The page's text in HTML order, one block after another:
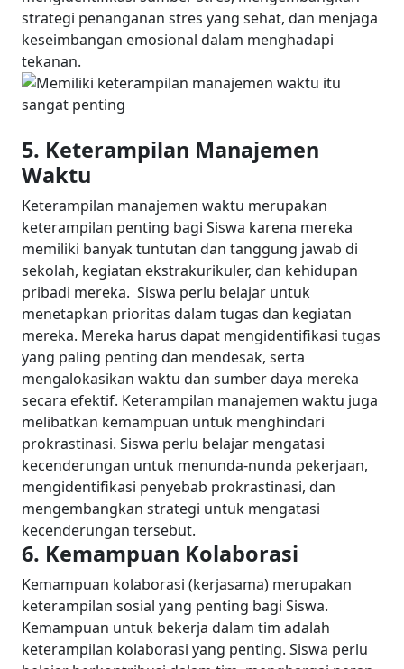
strategi penanganan stres yang sehat, dan menjaga
keseimbangan emosional dalam menghadapi
tekanan.
5. Keterampilan Manajemen
Waktu
Keterampilan manajemen waktu merupakan
keterampilan penting bagi Siswa karena mereka
memiliki banyak tuntutan dan tanggung jawab di
sekolah, kegiatan ekstrakurikuler, dan kehidupan
pribadi mereka. Siswa perlu belajar untuk
menetapkan prioritas dalam tugas dan kegiatan
mereka. Mereka harus dapat mengidentifikasi tugas
yang paling penting dan mendesak, serta
mengalokasikan waktu dan sumber daya mereka
secara efektif. Keterampilan manajemen waktu juga
melibatkan kemampuan untuk menghindari
prokrastinasi. Siswa perlu belajar mengatasi
kecenderungan untuk menunda-nunda pekerjaan,
mengidentifikasi penyebab prokrastinasi, dan
mengembangkan strategi untuk mengatasi
kecenderungan tersebut.
6. Kemampuan Kolaborasi
Kemampuan kolaborasi (kerjasama) merupakan
keterampilan sosial yang penting bagi Siswa.
Kemampuan untuk bekerja dalam tim adalah
keterampilan kolaborasi yang penting. Siswa perlu